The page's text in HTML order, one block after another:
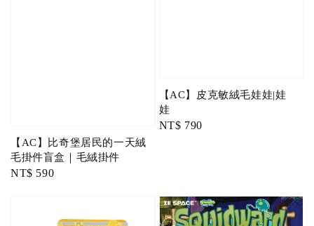
【AC】比奇堡居民的一天絨
毛掛件盲盒｜毛絨掛件
Regular
NT$ 590
【AC】皮克敏絨毛娃娃|娃
娃
Regular
NT$ 790